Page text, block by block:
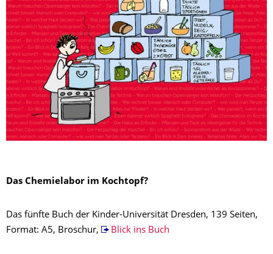
Das Chemielabor im Kochtopf?
Das fünfte Buch der Kinder-Universität Dresden, 139 Seiten,
Format: A5, Broschur,
Blick ins Buch